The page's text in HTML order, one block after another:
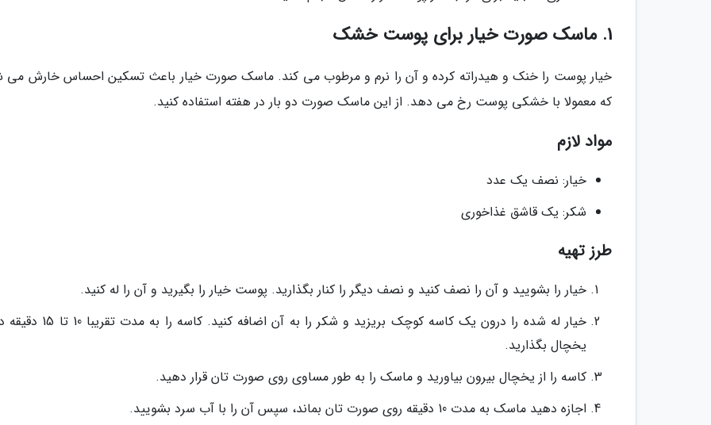
1. ماسک صورت خیار برای پوست خشک
خیار پوست را خنک و هیدراته کرده و آن را نرم و مرطوب می کند. ماسک صورت خیار باعث تسکین احساس خارش می
که معمولا با خشکی پوست رخ می دهد. از این ماسک صورت دو بار در هفته استفاده کنید.
مواد لازم
خیار: نصف یک عدد
شکر: یک قاشق غذاخوری
طرز تهیه
خیار را بشویید و آن را نصف کنید و نصف دیگر را کنار بگذارید. پوست خیار را بگیرید و آن را له کنید.
خیار له شده را درون یک کاسه کوچک بریزید و شکر را به آن
یخچال بگذارید.
کاسه را از یخچال بیرون بیاورید و ماسک را به طور مساوی روی صورت تان قرار دهید.
اجازه دهید ماسک به مدت 10 دقیقه روی صورت تان بماند، سپس آن را با آب سرد بشویید.